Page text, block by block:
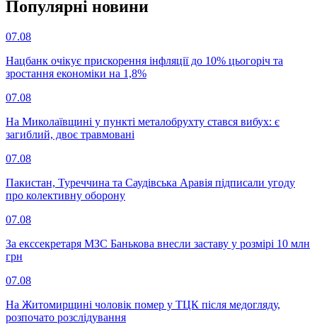
Популярнi новини
07.08
Нацбанк очікує прискорення інфляції до 10% цьогоріч та
зростання економіки на 1,8%
07.08
На Миколаївщині у пункті металобрухту стався вибух: є
загиблий, двоє травмовані
07.08
Пакистан, Туреччина та Саудівська Аравія підписали угоду
про колективну оборону
07.08
За екссекретаря МЗС Банькова внесли заставу у розмірі 10 млн
грн
07.08
На Житомирщині чоловік помер у ТЦК після медогляду,
розпочато розслідування